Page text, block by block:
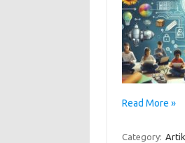
Read More »
Category: